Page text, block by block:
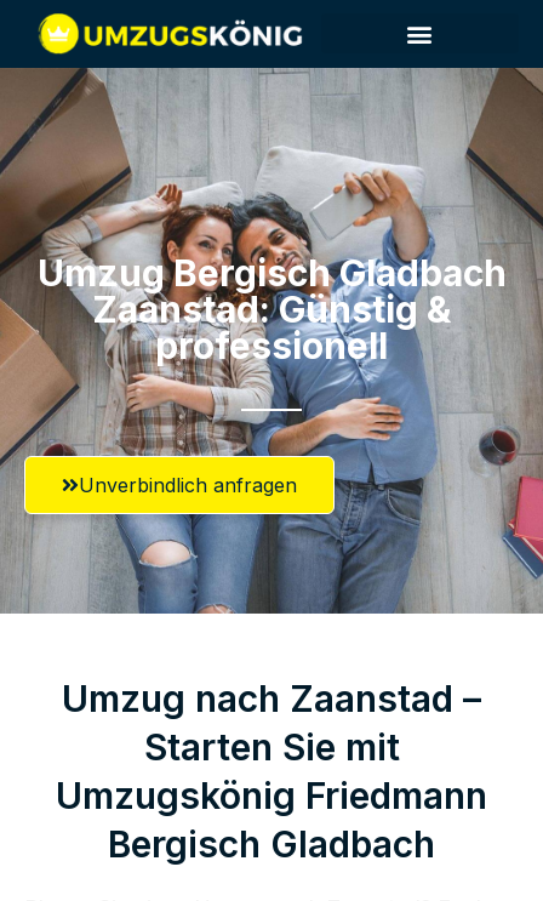
Umzug Bergisch Gladbach​
Zaanstad: Günstig &
professionell​
Unverbindlich anfragen
Umzug nach Zaanstad –
Starten Sie mit
Umzugskönig Friedmann
Bergisch Gladbach